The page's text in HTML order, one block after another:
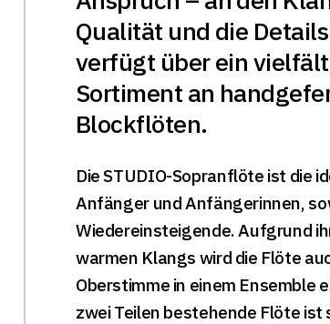
Qualität und die
verfügt über ein
Sortiment an
Blockflöten.
Die STUDIO-Sopranflöte ist die
Anfänger und Anfängerinnen,
Wiedereinsteigende. Aufgrund
warmen Klangs wird die Flöte
Oberstimme in einem Ensemble
zwei Teilen bestehende Flöte